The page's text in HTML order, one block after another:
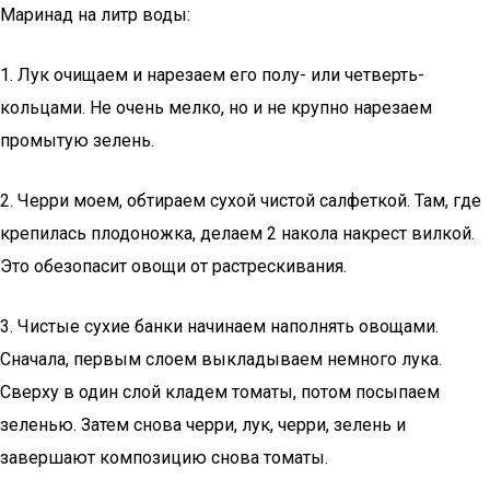
Маринад на литр воды:
1. Лук очищаем и нарезаем его полу- или четверть-
кольцами. Не очень мелко, но и не крупно нарезаем
промытую зелень.
2. Черри моем, обтираем сухой чистой салфеткой. Там, где
крепилась плодоножка, делаем 2 накола накрест вилкой.
Это обезопасит овощи от растрескивания.
3. Чистые сухие банки начинаем наполнять овощами.
Сначала, первым слоем выкладываем немного лука.
Сверху в один слой кладем томаты, потом посыпаем
зеленью. Затем снова черри, лук, черри, зелень и
завершают композицию снова томаты.